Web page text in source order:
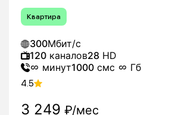
Квартира
300Мбит/с
120 каналов28 HD
минут1000 смс Гб
4.5
3 249 ₽/мес